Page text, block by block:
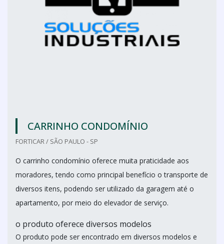
CARRINHO CONDOMÍNIO
FORTICAR / SÃO PAULO - SP
O carrinho condomínio oferece muita praticidade aos
moradores, tendo como principal benefício o transporte de
diversos itens, podendo ser utilizado da garagem até o
apartamento, por meio do elevador de serviço.
o produto oferece diversos modelos
O produto pode ser encontrado em diversos modelos e